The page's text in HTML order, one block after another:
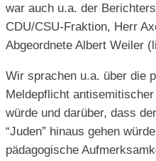
war auch u.a. der
CDU/CSU-Fraktion, Herr
Abgeordnete Albert Weiler
Wir sprachen u.a. über die
Meldepflicht
würde und darüber, dass
“Juden” hinaus gehen
pädagogische